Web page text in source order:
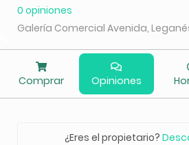
0 opiniones
Galería Comercial Avenida,
Comprar Opiniones
¿Eres el propietario?